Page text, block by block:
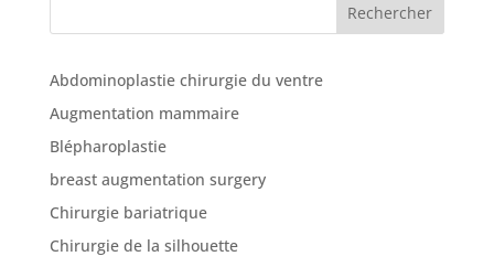
Nos
articles
/
Rechercher
Abdominoplastie chirurgie du ventre
Augmentation mammaire
Blépharoplastie
breast augmentation surgery
Chirurgie bariatrique
Chirurgie de la silhouette